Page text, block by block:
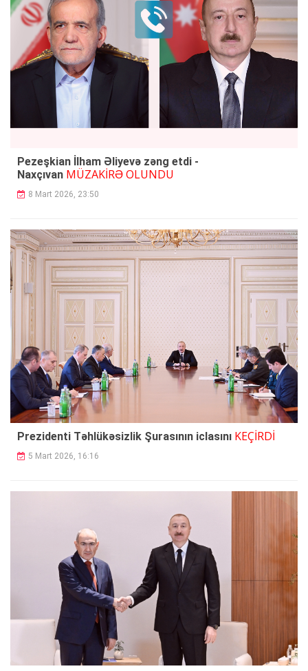
Pezeşkian İlham Əliyevə zəng etdi -
Naxçıvan MÜZAKİRƏ OLUNDU
8 Mart 2026, 23:50
Prezidenti Təhlükəsizlik Şurasının iclasını KEÇİRDİ
5 Mart 2026, 16:16